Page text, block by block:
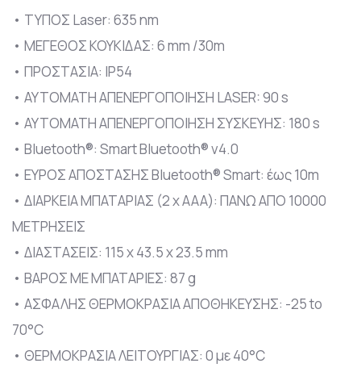
• ΤΥΠΟΣ Laser: 635 nm
• ΜΕΓΕΘΟΣ ΚΟΥΚΙΔΑΣ: 6 mm /30m
• ΠΡΟΣΤΑΣΙΑ: IP54
• ΑΥΤΟΜΑΤΗ ΑΠΕΝΕΡΓΟΠΟΙΗΣΗ LASER: 90 s
• ΑΥΤΟΜΑΤΗ ΑΠΕΝΕΡΓΟΠΟΙΗΣΗ ΣΥΣΚΕΥΗΣ: 180 s
• Bluetooth®: Smart Bluetooth® v4.0
• ΕΥΡΟΣ ΑΠΟΣΤΑΣΗΣ Bluetooth® Smart: έως 10m
• ΔΙΑΡΚΕΙΑ ΜΠΑΤΑΡΙΑΣ (2 x AAA): ΠΑΝΩ ΑΠΟ 10000
ΜΕΤΡΗΣΕΙΣ
• ΔΙΑΣΤΑΣΕΙΣ: 115 x 43.5 x 23.5 mm
• ΒΑΡΟΣ ΜΕ ΜΠΑΤΑΡΙΕΣ: 87 g
• ΑΣΦΑΛΗΣ ΘΕΡΜΟΚΡΑΣΙΑ ΑΠΟΘΗΚΕΥΣΗΣ: -25 to
70°C
• ΘΕΡΜΟΚΡΑΣΙΑ ΛΕΙΤΟΥΡΓΙΑΣ: 0 με 40°C